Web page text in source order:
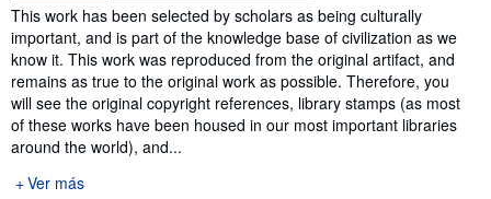
Sinopsis
This work has been selected by scholars as being culturally
important, and is part of the knowledge base of civilization as we
know it. This work was reproduced from the original artifact, and
remains as true to the original work as possible. Therefore, you
will see the original copyright references, library stamps (as most
of these works have been housed in our most important libraries
around the world), and...
Ver más